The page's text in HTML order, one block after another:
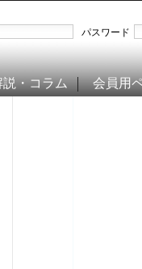
パスワード
説・コラム 会員用